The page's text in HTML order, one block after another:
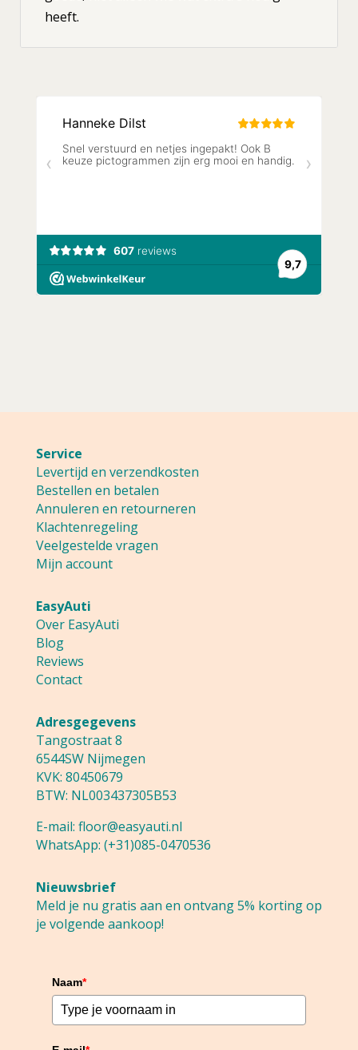
heeft.
Service
Levertijd en verzendkosten
Bestellen en betalen
Annuleren en retourneren
Klachtenregeling
Veelgestelde vragen
Mijn account
EasyAuti
Over EasyAuti
Blog
Reviews
Contact
Adresgegevens
Tangostraat 8
6544SW Nijmegen
KVK: 80450679
BTW: NL003437305B53
E-mail: floor@easyauti.nl
WhatsApp: (+31)085-0470536
Nieuwsbrief
Meld je nu gratis aan en ontvang 5% korting op
je volgende aankoop!
Naam*